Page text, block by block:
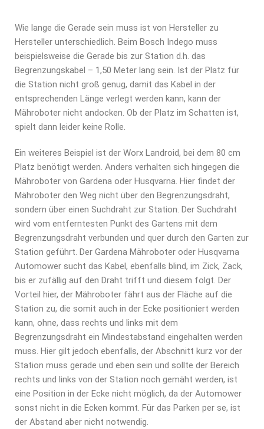
Wie lange die Gerade sein muss ist von Hersteller zu
Hersteller unterschiedlich. Beim Bosch Indego muss
beispielsweise die Gerade bis zur Station d.h. das
Begrenzungskabel – 1,50 Meter lang sein. Ist der Platz für
die Station nicht groß genug, damit das Kabel in der
entsprechenden Länge verlegt werden kann, kann der
Mähroboter nicht andocken. Ob der Platz im Schatten ist,
spielt dann leider keine Rolle.
Ein weiteres Beispiel ist der Worx Landroid, bei dem 80 cm
Platz benötigt werden. Anders verhalten sich hingegen die
Mähroboter von Gardena oder Husqvarna. Hier findet der
Mähroboter den Weg nicht über den Begrenzungsdraht,
sondern über einen Suchdraht zur Station. Der Suchdraht
wird vom entferntesten Punkt des Gartens mit dem
Begrenzungsdraht verbunden und quer durch den Garten zur
Station geführt. Der Gardena Mähroboter oder Husqvarna
Automower sucht das Kabel, ebenfalls blind, im Zick, Zack,
bis er zufällig auf den Draht trifft und diesem folgt. Der
Vorteil hier, der Mähroboter fährt aus der Fläche auf die
Station zu, die somit auch in der Ecke positioniert werden
kann, ohne, dass rechts und links mit dem
Begrenzungsdraht ein Mindestabstand eingehalten werden
muss. Hier gilt jedoch ebenfalls, der Abschnitt kurz vor der
Station muss gerade und eben sein und sollte der Bereich
rechts und links von der Station noch gemäht werden, ist
eine Position in der Ecke nicht möglich, da der Automower
sonst nicht in die Ecken kommt. Für das Parken per se, ist
der Abstand aber nicht notwendig.